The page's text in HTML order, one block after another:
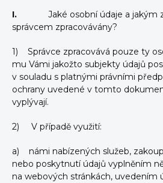
I.
Jaké osobní údaje a jakým
správcem zpracovávány?
1) Správce zpracovává pouze ty
mu Vámi jakožto subjekty údajů
v souladu s platnými právními
ochrany uvedené v tomto
vyplývají.
2) V případě využití:
a) námi nabízených služeb,
nebo poskytnutí údajů vyplněním
na webových stránkách, uvedením